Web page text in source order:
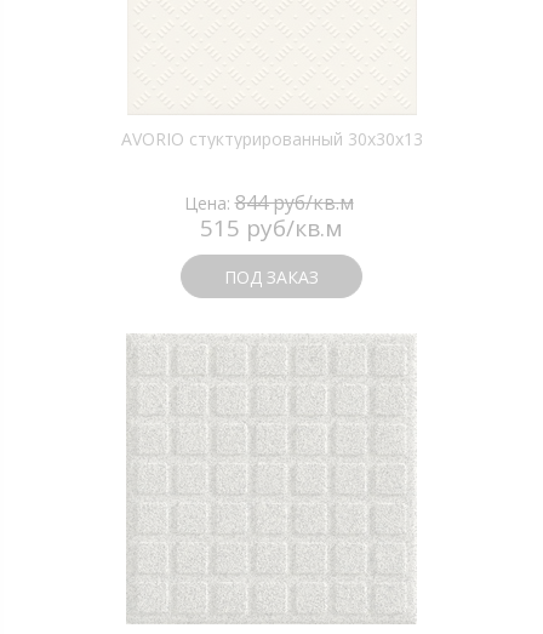
AVORIO стуктурированный 30х30х13
Цена:844 руб/кв.м
515 руб/кв.м
ПОД ЗАКАЗ